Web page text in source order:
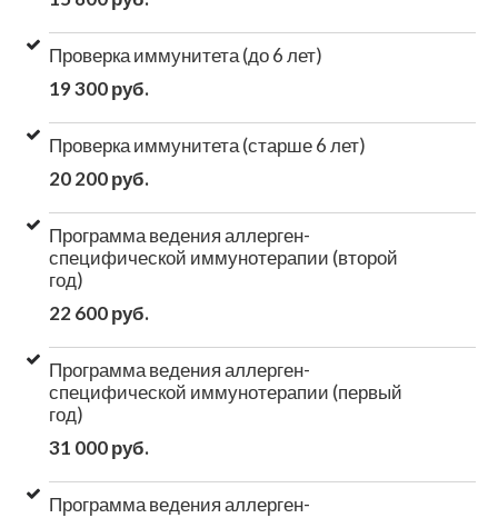
Проверка иммунитета (до 6 лет)
19 300 руб.
Проверка иммунитета (старше 6 лет)
20 200 руб.
Программа ведения аллерген-
специфической иммунотерапии (второй
год)
22 600 руб.
Программа ведения аллерген-
специфической иммунотерапии (первый
год)
31 000 руб.
Программа ведения аллерген-